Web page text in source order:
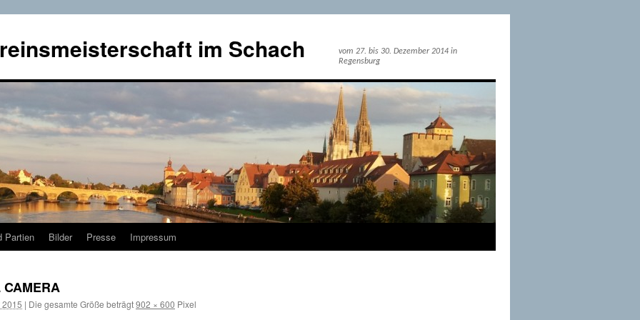
im Schach
vom 27. bis 30. Dezember 2014 in
Regensburg
Partien Bilder Presse Impressum
CAMERA
| Die gesamte Größe beträgt902 × 600 Pixel